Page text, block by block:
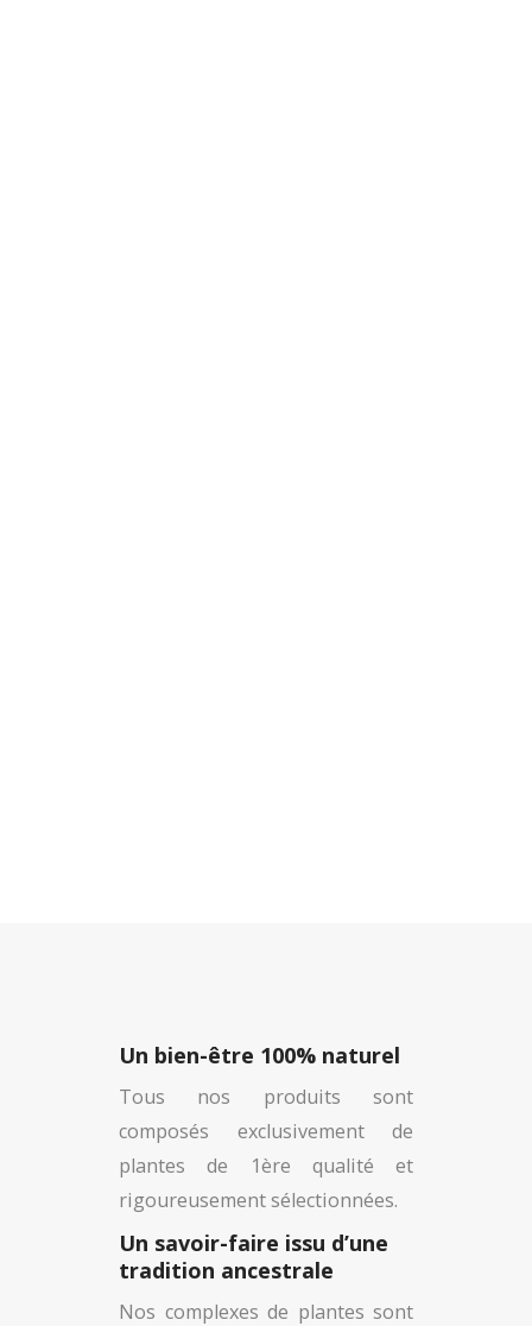
Un bien-être 100% naturel
Tous nos produits sont
composés exclusivement de
plantes de 1ère qualité et
rigoureusement sélectionnées.
Un savoir-faire issu d’une
tradition ancestrale
Nos complexes de plantes sont